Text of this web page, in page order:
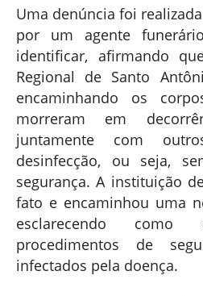
Uma denúncia foi
por um agente
identificar, afirmando
Regional de Santo
encaminhando os
morreram em
juntamente com
desinfecção, ou seja,
segurança. A instituição
fato e encaminhou uma
esclarecendo
procedimentos de
infectados pela doença.